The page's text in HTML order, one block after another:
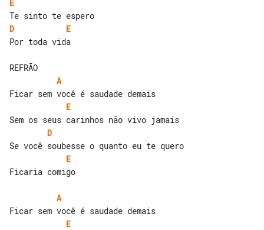
E
D
E
Por toda vida
A
E
D
E
Ficaria comigo
A
E